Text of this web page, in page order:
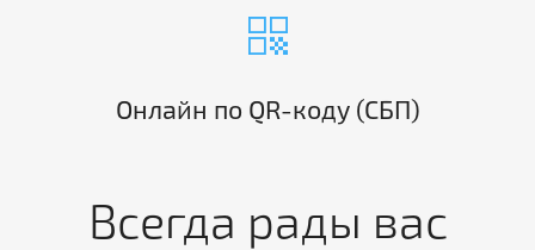
qr_code
Онлайн по QR-коду (СБП)
Всегда рады вас